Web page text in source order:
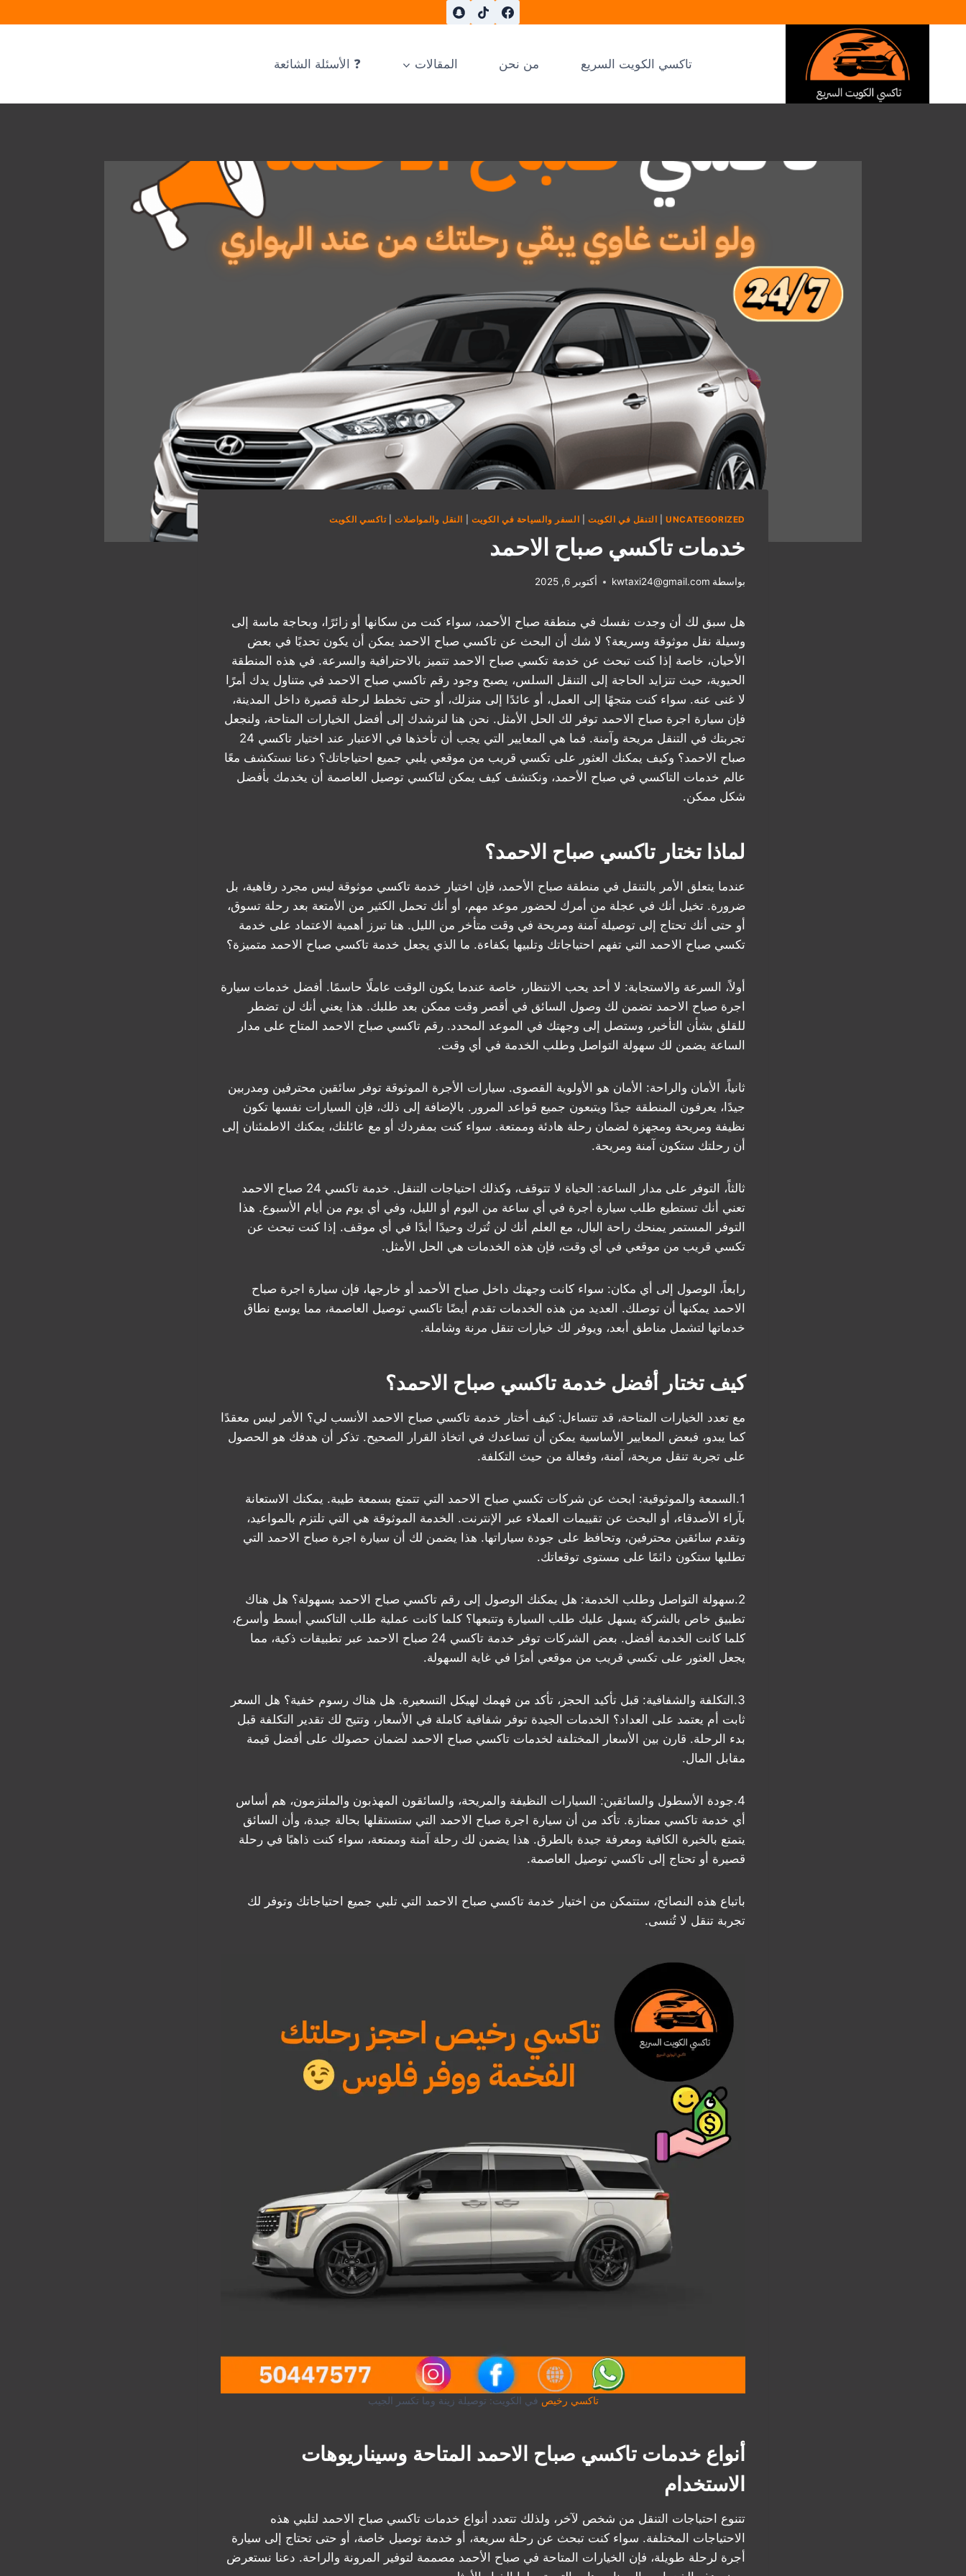
إلى
تاكسي الكويت السريع
من نحن المقالات ❓ الأسئلة الشائعة
UNCATEGORIZED
| التنقل في الكويت السفر والسياحة في الكويت النقل والمواصلات|تاكسي الكويت
خدمات تاكسي صباح الاحمد
بواسطة kwtaxi24@gmail.com أكتوبر 6, 2025
هل سبق لك أن وجدت نفسك في منطقة صباح الأحمد، سواء كنت من سكانها أو زائرًا، وبحاجة ماسة إلى
وسيلة نقل موثوقة وسريعة؟ لا شك أن البحث عن تاكسي صباح الاحمد يمكن أن يكون تحديًا في بعض
الأحيان، خاصة إذا كنت تبحث عن خدمة تكسي صباح الاحمد تتميز بالاحترافية والسرعة. في هذه المنطقة
الحيوية، حيث تتزايد الحاجة إلى التنقل السلس، يصبح وجود رقم تاكسي صباح الاحمد في متناول يدك أمرًا
لا غنى عنه. سواء كنت متجهًا إلى العمل، أو عائدًا إلى منزلك، أو حتى تخطط لرحلة قصيرة داخل المدينة،
فإن سيارة اجرة صباح الاحمد توفر لك الحل الأمثل. نحن هنا لنرشدك إلى أفضل الخيارات المتاحة، ولنجعل
تجربتك في التنقل مريحة وآمنة. فما هي المعايير التي يجب أن تأخذها في الاعتبار عند اختيار تاكسي 24
صباح الاحمد؟ وكيف يمكنك العثور على تكسي قريب من موقعي يلبي جميع احتياجاتك؟ دعنا نستكشف معًا
عالم خدمات التاكسي في صباح الأحمد، ونكتشف كيف يمكن لتاكسي توصيل العاصمة أن يخدمك بأفضل
شكل ممكن.
لماذا تختار تاكسي صباح الاحمد؟
عندما يتعلق الأمر بالتنقل في منطقة صباح الأحمد، فإن اختيار خدمة تاكسي موثوقة ليس مجرد رفاهية، بل
ضرورة. تخيل أنك في عجلة من أمرك لحضور موعد مهم، أو أنك تحمل الكثير من الأمتعة بعد رحلة تسوق،
أو حتى أنك تحتاج إلى توصيلة آمنة ومريحة في وقت متأخر من الليل. هنا تبرز أهمية الاعتماد على خدمة
تكسي صباح الاحمد التي تفهم احتياجاتك وتلبيها بكفاءة. ما الذي يجعل خدمة تاكسي صباح الاحمد متميزة؟
أولاً، السرعة والاستجابة: لا أحد يحب الانتظار، خاصة عندما يكون الوقت عاملًا حاسمًا. أفضل خدمات سيارة
اجرة صباح الاحمد تضمن لك وصول السائق في أقصر وقت ممكن بعد طلبك. هذا يعني أنك لن تضطر
للقلق بشأن التأخير، وستصل إلى وجهتك في الموعد المحدد. رقم تاكسي صباح الاحمد المتاح على مدار
الساعة يضمن لك سهولة التواصل وطلب الخدمة في أي وقت.
ثانياً، الأمان والراحة: الأمان هو الأولوية القصوى. سيارات الأجرة الموثوقة توفر سائقين محترفين ومدربين
جيدًا، يعرفون المنطقة جيدًا ويتبعون جميع قواعد المرور. بالإضافة إلى ذلك، فإن السيارات نفسها تكون
نظيفة ومريحة ومجهزة لضمان رحلة هادئة وممتعة. سواء كنت بمفردك أو مع عائلتك، يمكنك الاطمئنان إلى
أن رحلتك ستكون آمنة ومريحة.
ثالثاً، التوفر على مدار الساعة: الحياة لا تتوقف، وكذلك احتياجات التنقل. خدمة تاكسي 24 صباح الاحمد
تعني أنك تستطيع طلب سيارة أجرة في أي ساعة من اليوم أو الليل، وفي أي يوم من أيام الأسبوع. هذا
التوفر المستمر يمنحك راحة البال، مع العلم أنك لن تُترك وحيدًا أبدًا في أي موقف. إذا كنت تبحث عن
تكسي قريب من موقعي في أي وقت، فإن هذه الخدمات هي الحل الأمثل.
رابعاً، الوصول إلى أي مكان: سواء كانت وجهتك داخل صباح الأحمد أو خارجها، فإن سيارة اجرة صباح
الاحمد يمكنها أن توصلك. العديد من هذه الخدمات تقدم أيضًا تاكسي توصيل العاصمة، مما يوسع نطاق
خدماتها لتشمل مناطق أبعد، ويوفر لك خيارات تنقل مرنة وشاملة.
كيف تختار أفضل خدمة تاكسي صباح الاحمد؟
مع تعدد الخيارات المتاحة، قد تتساءل: كيف أختار خدمة تاكسي صباح الاحمد الأنسب لي؟ الأمر ليس معقدًا
كما يبدو، فبعض المعايير الأساسية يمكن أن تساعدك في اتخاذ القرار الصحيح. تذكر أن هدفك هو الحصول
على تجربة تنقل مريحة، آمنة، وفعالة من حيث التكلفة.
1.السمعة والموثوقية: ابحث عن شركات تكسي صباح الاحمد التي تتمتع بسمعة طيبة. يمكنك الاستعانة
بآراء الأصدقاء، أو البحث عن تقييمات العملاء عبر الإنترنت. الخدمة الموثوقة هي التي تلتزم بالمواعيد،
وتقدم سائقين محترفين، وتحافظ على جودة سياراتها. هذا يضمن لك أن سيارة اجرة صباح الاحمد التي
تطلبها ستكون دائمًا على مستوى توقعاتك.
2.سهولة التواصل وطلب الخدمة: هل يمكنك الوصول إلى رقم تاكسي صباح الاحمد بسهولة؟ هل هناك
تطبيق خاص بالشركة يسهل عليك طلب السيارة وتتبعها؟ كلما كانت عملية طلب التاكسي أبسط وأسرع،
كلما كانت الخدمة أفضل. بعض الشركات توفر خدمة تاكسي 24 صباح الاحمد عبر تطبيقات ذكية، مما
يجعل العثور على تكسي قريب من موقعي أمرًا في غاية السهولة.
3.التكلفة والشفافية: قبل تأكيد الحجز، تأكد من فهمك لهيكل التسعيرة. هل هناك رسوم خفية؟ هل السعر
ثابت أم يعتمد على العداد؟ الخدمات الجيدة توفر شفافية كاملة في الأسعار، وتتيح لك تقدير التكلفة قبل
بدء الرحلة. قارن بين الأسعار المختلفة لخدمات تاكسي صباح الاحمد لضمان حصولك على أفضل قيمة
مقابل المال.
4.جودة الأسطول والسائقين: السيارات النظيفة والمريحة، والسائقون المهذبون والملتزمون، هم أساس
أي خدمة تاكسي ممتازة. تأكد من أن سيارة اجرة صباح الاحمد التي ستستقلها بحالة جيدة، وأن السائق
يتمتع بالخبرة الكافية ومعرفة جيدة بالطرق. هذا يضمن لك رحلة آمنة وممتعة، سواء كنت ذاهبًا في رحلة
قصيرة أو تحتاج إلى تاكسي توصيل العاصمة.
باتباع هذه النصائح، ستتمكن من اختيار خدمة تاكسي صباح الاحمد التي تلبي جميع احتياجاتك وتوفر لك
تجربة تنقل لا تُنسى.
تاكسي رخيص في الكويت: توصيلة زينة وما تكسر الجيب
أنواع خدمات تاكسي صباح الاحمد المتاحة وسيناريوهات
الاستخدام
تتنوع احتياجات التنقل من شخص لآخر، ولذلك تتعدد أنواع خدمات تاكسي صباح الاحمد لتلبي هذه
الاحتياجات المختلفة. سواء كنت تبحث عن رحلة سريعة، أو خدمة توصيل خاصة، أو حتى تحتاج إلى سيارة
أجرة لرحلة طويلة، فإن الخيارات المتاحة في صباح الأحمد مصممة لتوفير المرونة والراحة. دعنا نستعرض